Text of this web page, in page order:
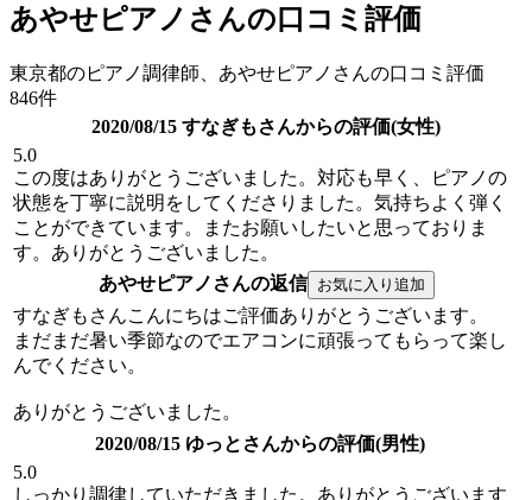
あやせピアノさんの口コミ評価
東京都のピアノ調律師、あやせピアノさんの口コミ評価
846件
2020/08/15 すなぎもさんからの評価(女性)
5.0
この度はありがとうございました。対応も早く、ピアノの
状態を丁寧に説明をしてくださりました。気持ちよく弾く
ことができています。またお願いしたいと思っておりま
す。ありがとうございました。
あやせピアノさんの返信
すなぎもさんこんにちはご評価ありがとうございます。
まだまだ暑い季節なのでエアコンに頑張ってもらって楽し
んでください。
ありがとうございました。
2020/08/15 ゆっとさんからの評価(男性)
5.0
しっかり調律していただきました。ありがとうございます